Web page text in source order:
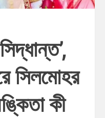
সিলমোহর
কী